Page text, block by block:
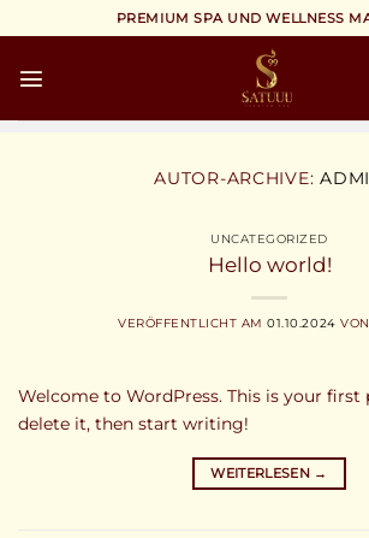
Inhalt
springen
PREMIUM SPA UND WELLNESS
AUTOR-ARCHIVE:
UNCATEGORIZED
Hello world!
VERÖFFENTLICHT AM01.10.2024
Welcome to WordPress. This is your first
delete it, then start writing!
WEITERLESEN →